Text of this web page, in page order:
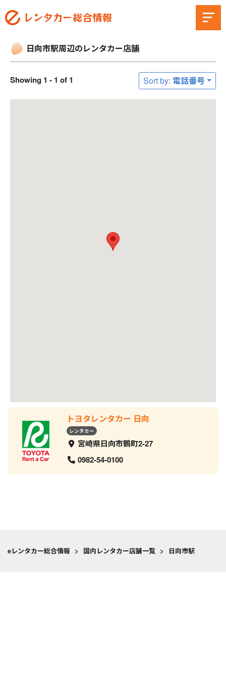
日向市駅周辺のレンタカー店舗
Showing 1 - 1 of 1 Sort by: 電話番号
トヨタレンタカー 日向
レンタカー
宮崎県日向市鶴町2-27
0982-54-0100
eレンタカー総合情報 > 国内レンタカー店舗一覧 > 日向市駅